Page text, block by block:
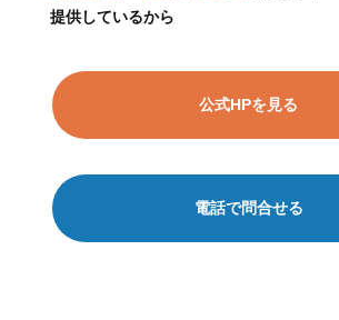
提供しているから
公式HPを見る
電話で問合せる